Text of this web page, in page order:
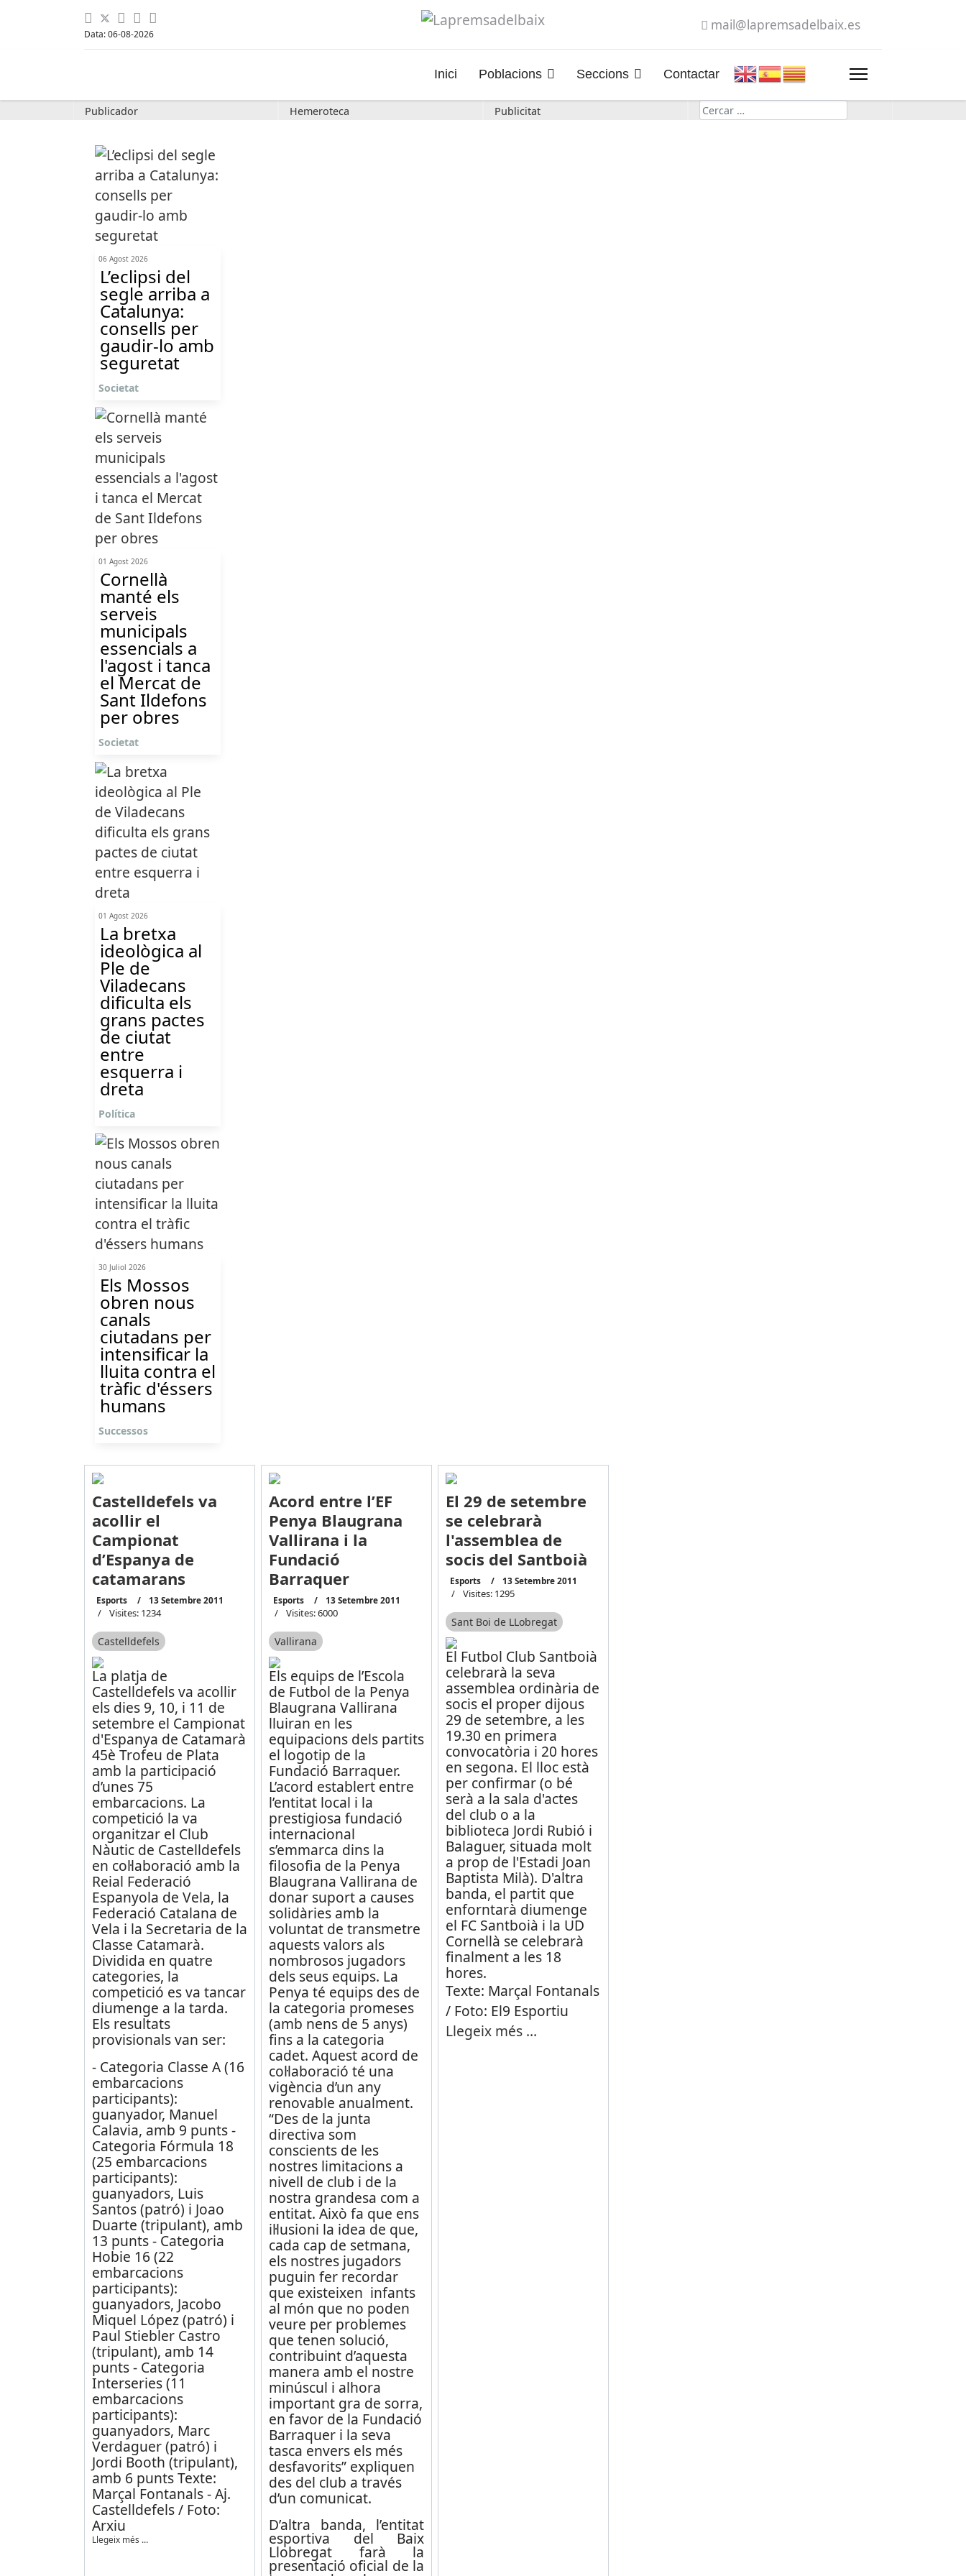
Data: 06-08-2026
mail@lapremsadelbaix.es
Inici Poblacions Seccions Contactar
Publicador Hemeroteca Publicitat Cerca
06 Agost 2026
L’eclipsi del
segle arriba a
Catalunya:
consells per
gaudir-lo amb
seguretat
Societat
01 Agost 2026
Cornellà
manté els
serveis
municipals
essencials a
l'agost i tanca
el Mercat de
Sant Ildefons
per obres
Societat
01 Agost 2026
La bretxa
ideològica al
Ple de
Viladecans
dificulta els
grans pactes
de ciutat
entre
esquerra i
dreta
Política
30 Juliol 2026
Els Mossos
obren nous
canals
ciutadans per
intensificar la
lluita contra el
tràfic d'éssers
humans
Successos
Castelldefels va
acollir el
Campionat
d’Espanya de
catamarans
Esports 13 Setembre 2011
Visites: 1234
Castelldefels
La platja de
Castelldefels va acollir
els dies 9, 10, i 11 de
setembre el Campionat
d'Espanya de Catamarà
45è Trofeu de Plata
amb la participació
d’unes 75
embarcacions. La
competició la va
organitzar el Club
Nàutic de Castelldefels
en col·laboració amb la
Reial Federació
Espanyola de Vela, la
Federació Catalana de
Vela i la Secretaria de la
Classe Catamarà.
Dividida en quatre
categories, la
competició es va tancar
diumenge a la tarda.
Els resultats
provisionals van ser:
- Categoria Classe A (16
embarcacions
participants):
guanyador, Manuel
Calavia, amb 9 punts -
Categoria Fórmula 18
(25 embarcacions
participants):
guanyadors, Luis
Santos (patró) i Joao
Duarte (tripulant), amb
13 punts - Categoria
Hobie 16 (22
embarcacions
participants):
guanyadors, Jacobo
Miquel López (patró) i
Paul Stiebler Castro
(tripulant), amb 14
punts - Categoria
Interseries (11
embarcacions
participants):
guanyadors, Marc
Verdaguer (patró) i
Jordi Booth (tripulant),
amb 6 punts Texte:
Marçal Fontanals - Aj.
Castelldefels / Foto:
Arxiu
Llegeix més …
Acord entre l’EF
Penya Blaugrana
Vallirana i la
Fundació
Barraquer
Esports 13 Setembre 2011
Visites: 6000
Vallirana
Els equips de l’Escola
de Futbol de la Penya
Blaugrana Vallirana
lluiran en les
equipacions dels partits
el logotip de la
Fundació Barraquer.
L’acord establert entre
l’entitat local i la
prestigiosa fundació
internacional
s’emmarca dins la
filosofia de la Penya
Blaugrana Vallirana de
donar suport a causes
solidàries amb la
voluntat de transmetre
aquests valors als
nombrosos jugadors
dels seus equips. La
Penya té equips des de
la categoria promeses
(amb nens de 5 anys)
fins a la categoria
cadet. Aquest acord de
col·laboració té una
vigència d’un any
renovable anualment.
“Des de la junta
directiva som
conscients de les
nostres limitacions a
nivell de club i de la
nostra grandesa com a
entitat. Això fa que ens
il·lusioni la idea de que,
cada cap de setmana,
els nostres jugadors
puguin fer recordar
que existeixen infants
al món que no poden
veure per problemes
que tenen solució,
contribuint d’aquesta
manera amb el nostre
minúscul i alhora
important gra de sorra,
en favor de la Fundació
Barraquer i la seva
tasca envers els més
desfavorits” expliquen
des del club a través
d’un comunicat.
D’altra banda, l’entitat
esportiva del Baix
Llobregat farà la
presentació oficial de la
El 29 de setembre
se celebrarà
l'assemblea de
socis del Santboià
Esports 13 Setembre 2011
Visites: 1295
Sant Boi de LLobregat
El Futbol Club Santboià
celebrarà la seva
assemblea ordinària de
socis el proper dijous
29 de setembre, a les
19.30 en primera
convocatòria i 20 hores
en segona. El lloc està
per confirmar (o bé
serà a la sala d'actes
del club o a la
biblioteca Jordi Rubió i
Balaguer, situada molt
a prop de l'Estadi Joan
Baptista Milà). D'altra
banda, el partit que
enforntarà diumenge
el FC Santboià i la UD
Cornellà se celebrarà
finalment a les 18
hores.
Texte: Marçal Fontanals
/ Foto: El9 Esportiu
Llegeix més …